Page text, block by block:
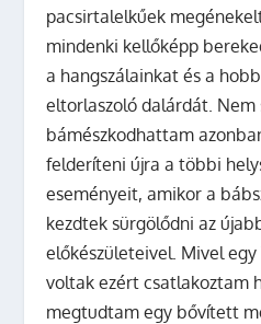
pacsirtalelkűek
mindenki kellőképp
a hangszálainkat és a
eltorlaszoló dalárdát. Nem
bámészkodhattam
felderíteni újra a többi
eseményeit, amikor a
kezdtek sürgölődni az
előkészületeivel. Mivel
voltak ezért csatlakoztam
megtudtam egy bővített